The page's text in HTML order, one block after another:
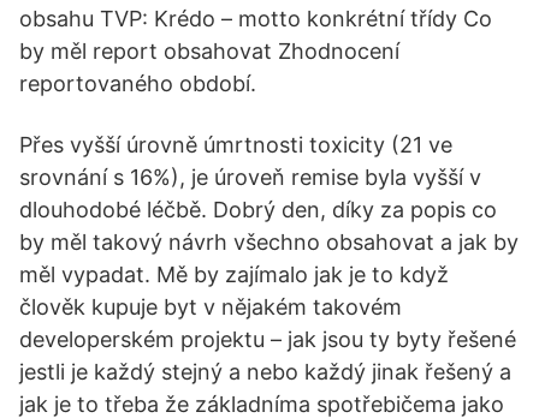
obsahu TVP: Krédo – motto konkrétní třídy Co
by měl report obsahovat Zhodnocení
reportovaného období.
Přes vyšší úrovně úmrtnosti toxicity (21 ve
srovnání s 16%), je úroveň remise byla vyšší v
dlouhodobé léčbě. Dobrý den, díky za popis co
by měl takový návrh všechno obsahovat a jak by
měl vypadat. Mě by zajímalo jak je to když
člověk kupuje byt v nějakém takovém
developerském projektu – jak jsou ty byty řešené
jestli je každý stejný a nebo každý jinak řešený a
jak je to třeba že základníma spotřebičema jako